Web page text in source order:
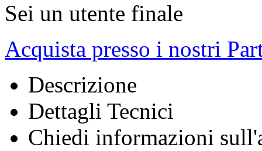
Sei un utente finale
Acquista presso i nostri
Descrizione
Dettagli Tecnici
Chiedi informazioni